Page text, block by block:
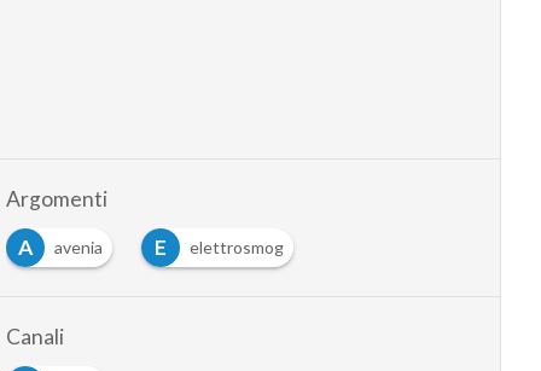
Argomenti
A
avenia E elettrosmog
Canali